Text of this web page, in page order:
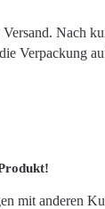
Nach
Verpackung
von 0 von
mit anderen